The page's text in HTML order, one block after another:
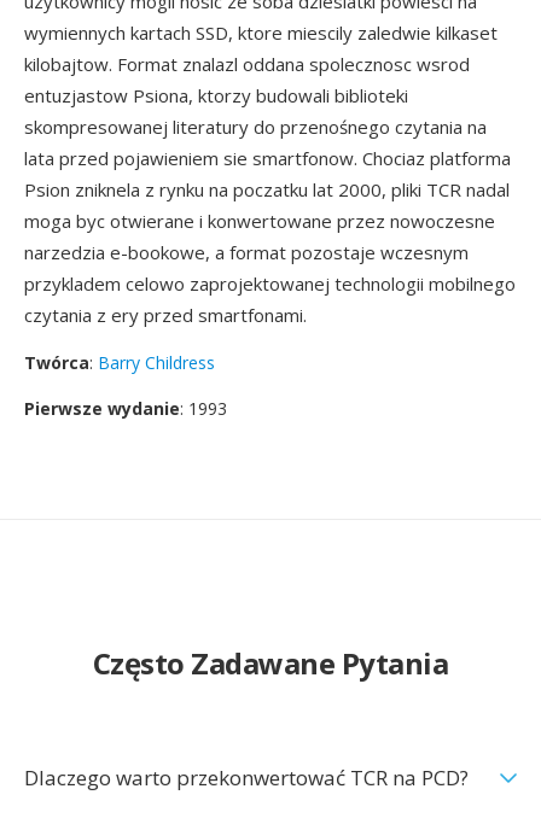
wymiennych kartach SSD, ktore miescily zaledwie kilkaset
kilobajtow. Format znalazl oddana spolecznosc wsrod
entuzjastow Psiona, ktorzy budowali biblioteki
skompresowanej literatury do przenośnego czytania na
lata przed pojawieniem sie smartfonow. Chociaz platforma
Psion zniknela z rynku na poczatku lat 2000, pliki TCR nadal
moga byc otwierane i konwertowane przez nowoczesne
narzedzia e-bookowe, a format pozostaje wczesnym
przykladem celowo zaprojektowanej technologii mobilnego
czytania z ery przed smartfonami.
Twórca: Barry Childress
Pierwsze wydanie: 1993
Często Zadawane Pytania
Dlaczego warto przekonwertować TCR na PCD?